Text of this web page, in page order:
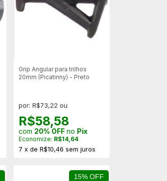
Grip Angular para trilhos
20mm (Picatinny) - Preto
por: R$73,22 ou
R$58,58
com 20% OFFno Pix
Economize: R$14,64
7 x de R$10,46 sem juros
15% OFF